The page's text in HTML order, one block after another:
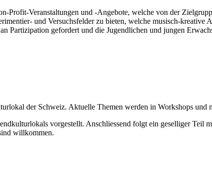
Profit-Veranstaltungen und -Angebote, welche von der
und Versuchsfelder zu bieten, welche musisch-
Partizipation gefordert und die Jugendlichen und jungen
der Schweiz. Aktuelle Themen werden in Workshops und
vorgestellt. Anschliessend folgt ein geselliger Teil
willkommen.